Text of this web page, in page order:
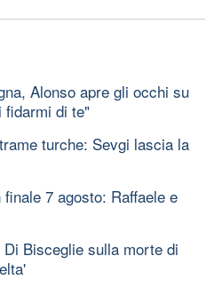
Alonso apre gli occhi su
fidarmi di te"
turche: Sevgi lascia la
7 agosto: Raffaele e
Bisceglie sulla morte di